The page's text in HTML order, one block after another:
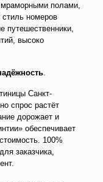
полами,
стиль номеров
путешественники,
высоко
.
Санкт-
спрос растёт
дорожает и
обеспечивает
100%
заказчика,